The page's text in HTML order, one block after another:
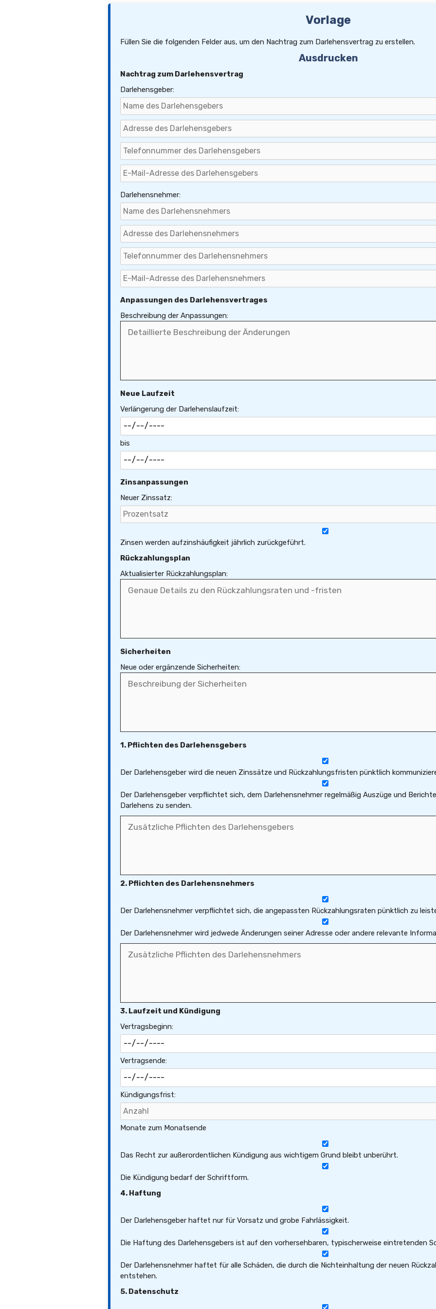
Vorlage
Füllen Sie die folgenden Felder aus, um den Nachtrag zum Darlehensvertrag zu erstellen.
Ausdrucken
Nachtrag zum Darlehensvertrag
Darlehensgeber:
Darlehensnehmer:
Anpassungen des Darlehensvertrages
Beschreibung der Anpassungen:
Neue Laufzeit
Verlängerung der Darlehenslaufzeit:
bis
Zinsanpassungen
Neuer Zinssatz:
Zinsen werden aufzinshäufigkeit jährlich zurückgeführt.
Rückzahlungsplan
Aktualisierter Rückzahlungsplan:
Sicherheiten
Neue oder ergänzende Sicherheiten:
1. Pflichten des Darlehensgebers
Der Darlehensgeber wird die neuen Zinssätze und Rückzahlungsfristen pünktlich
Der Darlehensgeber verpflichtet sich, dem Darlehensnehmer regelmäßig Auszüge und
Darlehens zu senden.
2. Pflichten des Darlehensnehmers
Der Darlehensnehmer verpflichtet sich, die angepassten Rückzahlungsraten pünktlich zu
Der Darlehensnehmer wird jedwede Änderungen seiner Adresse oder andere relevante
3. Laufzeit und Kündigung
Vertragsbeginn:
Vertragsende:
Kündigungsfrist:
Monate zum Monatsende
Das Recht zur außerordentlichen Kündigung aus wichtigem Grund bleibt unberührt.
Die Kündigung bedarf der Schriftform.
4. Haftung
Der Darlehensgeber haftet nur für Vorsatz und grobe Fahrlässigkeit.
Die Haftung des Darlehensgebers ist auf den vorhersehbaren, typischerweise eintretenden
Der Darlehensnehmer haftet für alle Schäden, die durch die Nichteinhaltung der neuen
entstehen.
5. Datenschutz